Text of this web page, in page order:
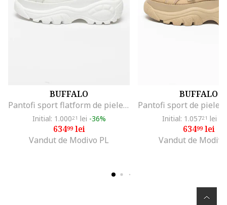
BUFFALO
Pantofi sport flatform de piele cu aspect masiv Classics, Alb murdar
Initial: 1.00021 lei -36%
63499lei
Vandut de Modivo PL
BUFFALO
Initial: 1.05721 lei
63499lei
Vandut de